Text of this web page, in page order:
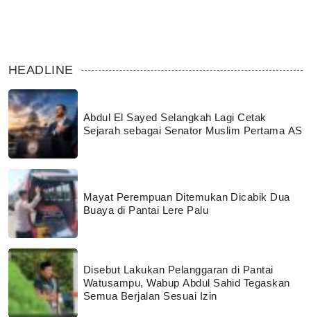
HEADLINE
Abdul El Sayed Selangkah Lagi Cetak
Sejarah sebagai Senator Muslim Pertama AS
Mayat Perempuan Ditemukan Dicabik Dua
Buaya di Pantai Lere Palu
Disebut Lakukan Pelanggaran di Pantai
Watusampu, Wabup Abdul Sahid Tegaskan
Semua Berjalan Sesuai Izin